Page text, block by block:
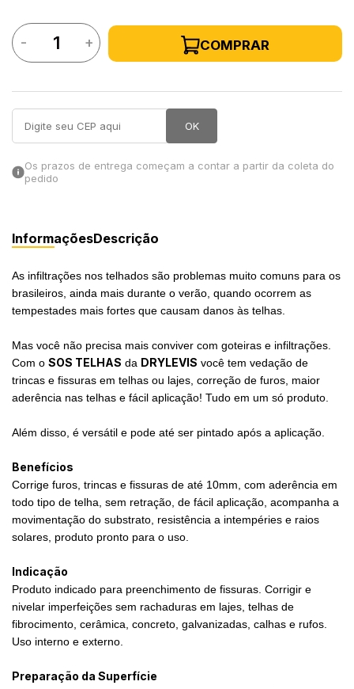
Stone
a categoria
- + COMPRAR
OK
Os prazos de entrega começam a contar a partir da coleta do
pedido
InformaçõesDescrição
As infiltrações nos telhados são problemas muito comuns para os
brasileiros, ainda mais durante o verão, quando ocorrem as
tempestades mais fortes que causam danos às telhas.
Mas você não precisa mais conviver com goteiras e infiltrações.
Com o SOS TELHAS da DRYLEVIS você tem vedação de
trincas e fissuras em telhas ou lajes, correção de furos, maior
aderência nas telhas e fácil aplicação! Tudo em um só produto.
Além disso, é versátil e pode até ser pintado após a aplicação.
Benefícios
Corrige furos, trincas e fissuras de até 10mm, com aderência em
todo tipo de telha, sem retração, de fácil aplicação, acompanha a
movimentação do substrato, resistência a intempéries e raios
solares, produto pronto para o uso.
Indicação
Produto indicado para preenchimento de fissuras. Corrigir e
nivelar imperfeições sem rachaduras em lajes, telhas de
fibrocimento, cerâmica, concreto, galvanizadas, calhas e rufos.
Uso interno e externo.
Preparação da Superfície